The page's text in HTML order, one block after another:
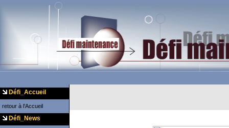
Défi_Accueil
retour à l'Accueil
Défi_News